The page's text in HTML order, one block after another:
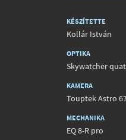
KÉSZÍTETTE
Kollár István
OPTIKA
Skywatcher
KAMERA
Touptek Astro
MECHANIKA
EQ 8-R pro